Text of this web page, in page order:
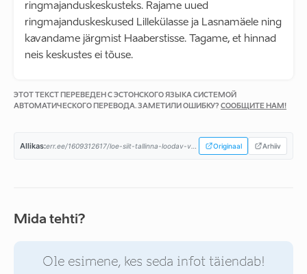
ringmajanduskeskusteks. Rajame uued
ringmajanduskeskused Lillekülasse ja Lasnamäele ning
kavandame järgmist Haaberstisse. Tagame, et hinnad
neis keskustes ei tõuse.
ЭТОТ ТЕКСТ ПЕРЕВЕДЕН С ЭСТОНСКОГО ЯЗЫКА СИСТЕМОЙ
АВТОМАТИЧЕСКОГО ПЕРЕВОДА. ЗАМЕТИЛИ ОШИБКУ? СООБЩИТЕ НАМ!
Allikas: Originaal Arhiiv
Mida tehti?
Ole esimene, kes seda infot täiendab!